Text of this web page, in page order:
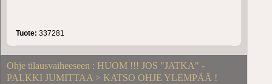
Tuote: 337281
Ohje tilausvaiheeseen : HUOM !!! JOS "JATKA" -
PALKKI JUMITTAA > KATSO OHJE YLEMPÄÄ !